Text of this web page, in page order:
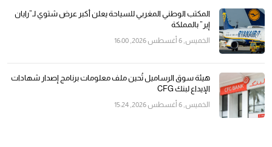
المكتب الوطني المغربي للسياحة يعلن أكبر عرض شتوي لـ”رايان
إير” بالمملكة
الخميس, 6 أغسطس 2026, 16:00
هيئة سوق الرساميل تُحين ملف معلومات برنامج إصدار شهادات
الإيداع لبنك CFG
الخميس, 6 أغسطس 2026, 15:24